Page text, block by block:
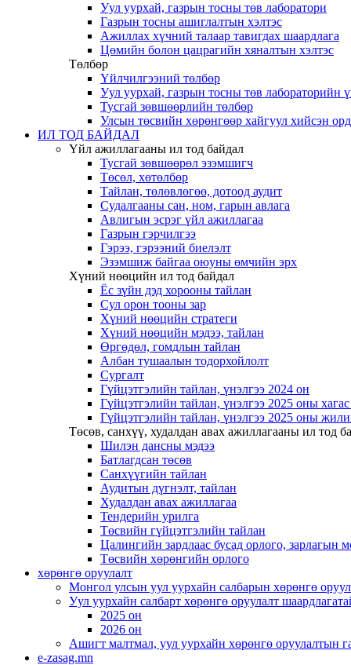
Уул уурхай, газрын тосны төв лаборатори
Газрын тосны ашиглалтын хэлтэс
Ажиллах хүчний талаар тавигдах шаардлага
Цөмийн болон цацрагийн хяналтын хэлтэс
Төлбөр
Үйлчилгээний төлбөр
Уул уурхай, газрын тосны төв лабораторийн
Тусгай зөвшөөрлийн төлбөр
Улсын төсвийн хөрөнгөөр хайгуул хийсэн
ИЛ ТОД БАЙДАЛ
Үйл ажиллагааны ил тод байдал
Тусгай зөвшөөрөл эзэмшигч
Төсөл, хөтөлбөр
Тайлан, төлөвлөгөө, дотоод аудит
Судалгааны сан, ном, гарын авлага
Авлигын эсрэг үйл ажиллагаа
Газрын гэрчилгээ
Гэрээ, гэрээний биелэлт
Эзэмшиж байгаа оюуны өмчийн эрх
Хүний нөөцийн ил тод байдал
Ёс зүйн дэд хорооны тайлан
Сул орон тооны зар
Хүний нөөцийн стратеги
Хүний нөөцийн мэдээ, тайлан
Өргөдөл, гомдлын тайлан
Албан тушаалын тодорхойлолт
Сургалт
Гүйцэтгэлийн тайлан, үнэлгээ 2024 он
Гүйцэтгэлийн тайлан, үнэлгээ 2025 оны
Гүйцэтгэлийн тайлан, үнэлгээ 2025 оны
Төсөв, санхүү, худалдан авах ажиллагааны ил тод
Шилэн дансны мэдээ
Батлагдсан төсөв
Санхүүгийн тайлан
Аудитын дүгнэлт, тайлан
Худалдан авах ажиллагаа
Тендерийн урилга
Төсвийн гүйцэтгэлийн тайлан
Цалингийн зардлаас бусад орлого, зарлагын
Төсвийн хөрөнгийн орлого
хөрөнгө оруулалт
Монгол улсын уул уурхайн салбарын хөрөнгө
Уул уурхайн салбарт хөрөнгө оруулалт
2025 он
2026 он
Ашигт малтмал, уул уурхайн хөрөнгө оруулалтын
e-zasag.mn